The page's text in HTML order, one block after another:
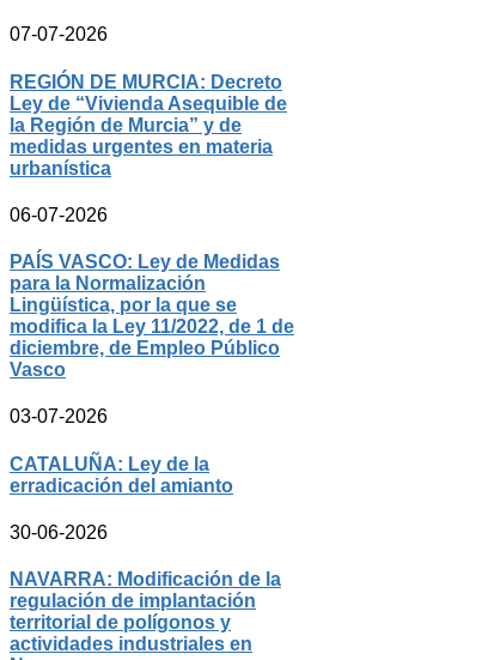
07-07-2026
REGIÓN DE MURCIA: Decreto
Ley de “Vivienda Asequible de
la Región de Murcia” y de
medidas urgentes en materia
urbanística
06-07-2026
PAÍS VASCO: Ley de Medidas
para la Normalización
Lingüística, por la que se
modifica la Ley 11/2022, de 1 de
diciembre, de Empleo Público
Vasco
03-07-2026
CATALUÑA: Ley de la
erradicación del amianto
30-06-2026
NAVARRA: Modificación de la
regulación de implantación
territorial de polígonos y
actividades industriales en